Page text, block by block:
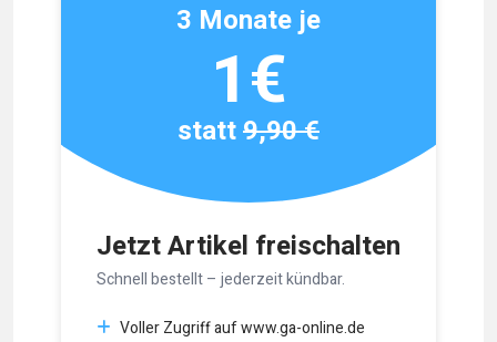
Jetzt Artikel freischalten
Schnell bestellt – jederzeit kündbar.
Voller Zugriff auf www.ga-online.de
3 Monate je
1€
statt9,90 €